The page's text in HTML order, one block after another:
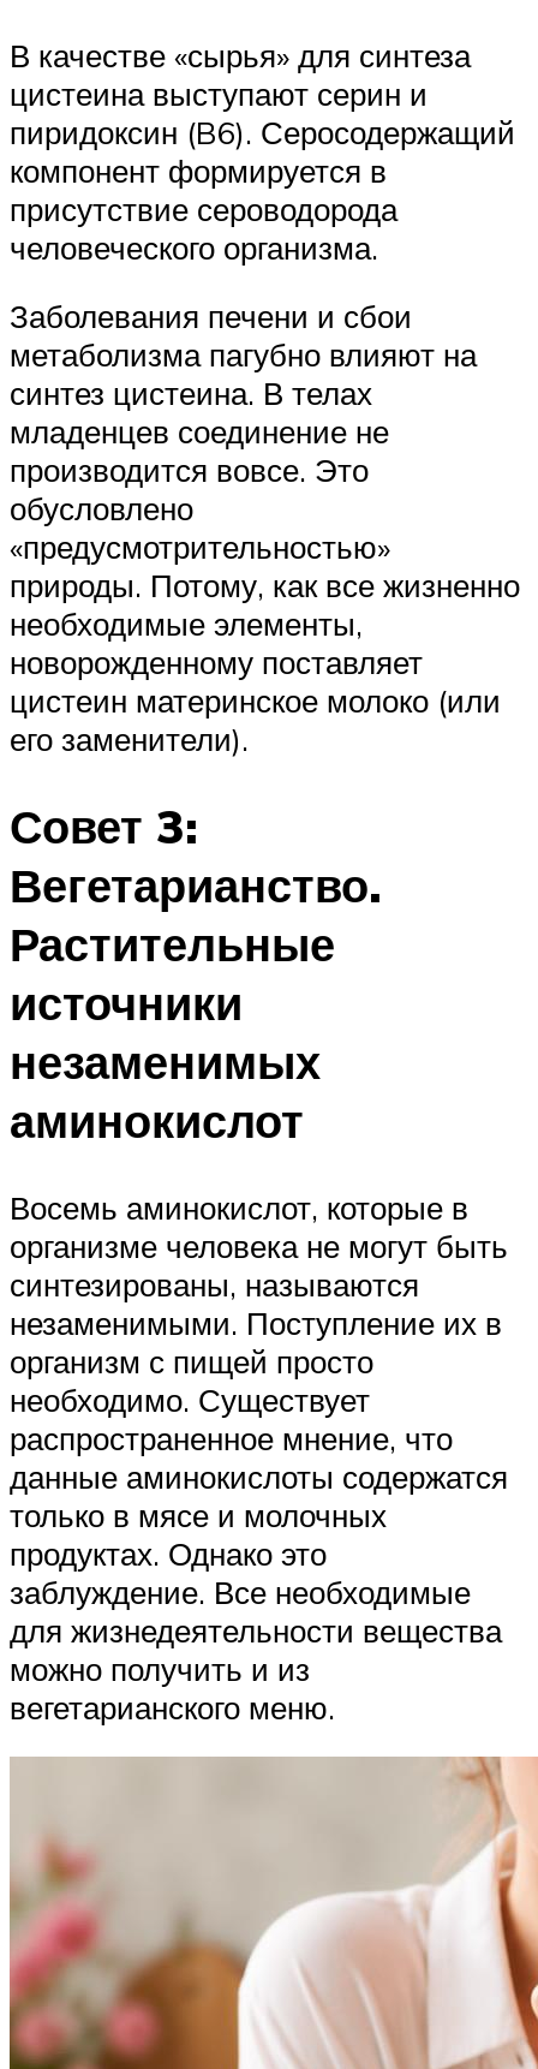
В качестве «сырья» для синтеза
цистеина выступают серин и
пиридоксин (B6). Серосодержащий
компонент формируется в
присутствие сероводорода
человеческого организма.
Заболевания печени и сбои
метаболизма пагубно влияют на
синтез цистеина. В телах
младенцев соединение не
производится вовсе. Это
обусловлено
«предусмотрительностью»
природы. Потому, как все жизненно
необходимые элементы,
новорожденному поставляет
цистеин материнское молоко (или
его заменители).
Совет 3:
Вегетарианство.
Растительные
источники
незаменимых
аминокислот
Восемь аминокислот, которые в
организме человека не могут быть
синтезированы, называются
незаменимыми. Поступление их в
организм с пищей просто
необходимо. Существует
распространенное мнение, что
данные аминокислоты содержатся
только в мясе и молочных
продуктах. Однако это
заблуждение. Все необходимые
для жизнедеятельности вещества
можно получить и из
вегетарианского меню.